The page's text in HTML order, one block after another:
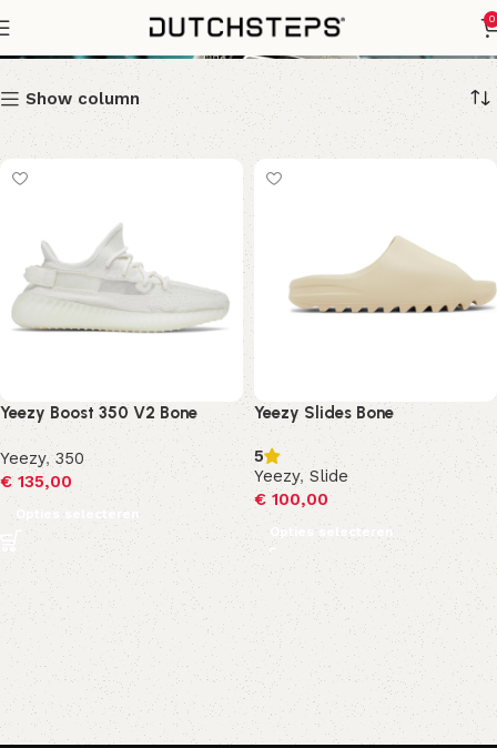
0
Bone
Show column
Yeezy Boost 350 V2 Bone
Yeezy,350
€135,00
Opties selecteren
Yeezy Slides Bone
5
Yeezy,Slide
€ 100,00
Opties selecteren